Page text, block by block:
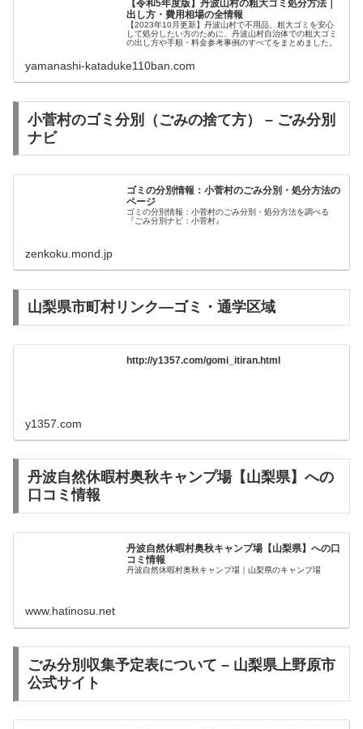
【令和5年度版】丹波山村の粗大ゴミ処分方法｜
出し方・費用相場の全情報
【2023年10月更新】丹波山村で不用品、粗大ゴミを安心
して処分したい方のために、丹波山村自治体での粗大ゴミ
の出し方や手順・料金参考事例のすべてをまとめました。
yamanashi-kataduke110ban.com
小菅村のゴミ分別（ごみの捨て方） – ごみ分別
ナビ
ゴミの分別情報：小菅村のごみ分別・処分方法の
ページ
ゴミの分別情報：小菅村のごみ分別・処分方法を調べる
『ごみ分別ナビ：小菅村』
zenkoku.mond.jp
山梨県市町村リンク—ゴミ・通学区域
http://y1357.com/gomi_itiran.html
y1357.com
丹波自然休暇村奥秋キャンプ場【山梨県】への
口コミ情報
丹波自然休暇村奥秋キャンプ場【山梨県】への口
コミ情報
丹波自然休暇村奥秋キャンプ場｜山梨県のキャンプ場
www.hatinosu.net
ごみ分別収集予定表について – 山梨県上野原市
公式サイト